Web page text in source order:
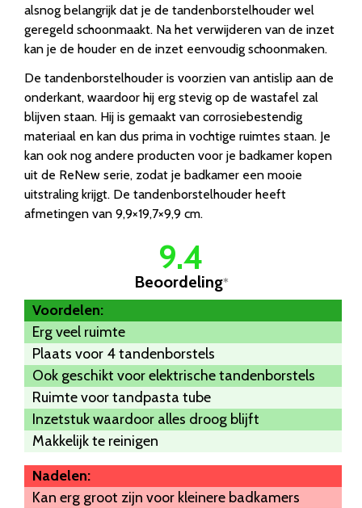
alsnog belangrijk dat je de tandenborstelhouder wel
geregeld schoonmaakt. Na het verwijderen van de inzet
kan je de houder en de inzet eenvoudig schoonmaken.
De tandenborstelhouder is voorzien van antislip aan de
onderkant, waardoor hij erg stevig op de wastafel zal
blijven staan. Hij is gemaakt van corrosiebestendig
materiaal en kan dus prima in vochtige ruimtes staan. Je
kan ook nog andere producten voor je badkamer kopen
uit de ReNew serie, zodat je badkamer een mooie
uitstraling krijgt. De tandenborstelhouder heeft
afmetingen van 9,9×19,7×9,9 cm.
9.4
Beoordeling*
Voordelen:
Erg veel ruimte
Plaats voor 4 tandenborstels
Ook geschikt voor elektrische tandenborstels
Ruimte voor tandpasta tube
Inzetstuk waardoor alles droog blijft
Makkelijk te reinigen
Nadelen:
Kan erg groot zijn voor kleinere badkamers